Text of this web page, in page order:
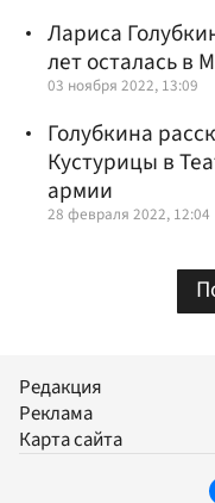
Лариса
лет осталась в
03 ноября 2022, 13:09
Голубкина
Кустурицы в
армии
28 февраля 2022, 12:04
Редакция
Реклама
Карта сайта